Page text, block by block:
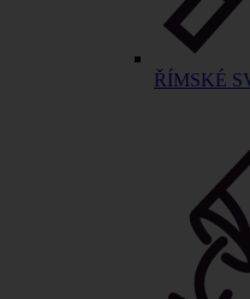
ŘÍMSKÉ